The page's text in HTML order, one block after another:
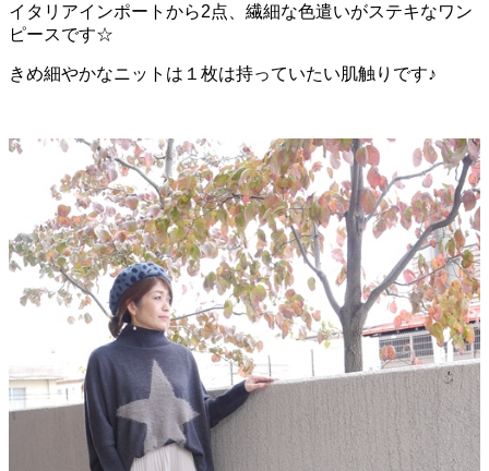
イタリアインポートから2点、繊細な色遣いがステキなワン
ピースです☆
きめ細やかなニットは１枚は持っていたい肌触りです♪